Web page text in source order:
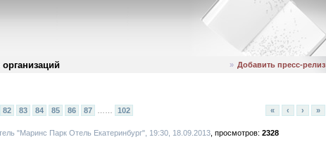
» Добавить пресс-релиз
82 83 84 85 86 87 102 « ‹ › »
"Маринс Парк Отель Екатеринбург", 19:30, 18.09.2013
2328